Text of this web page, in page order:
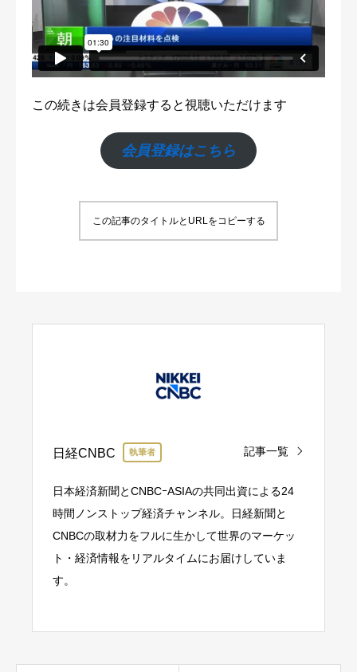
この続きは会員登録すると視聴いただけます
会員登録はこちら
この記事のタイトルとURLをコピーする
日経CNBC 執筆者 記事一覧
日本経済新聞とCNBCｰASIAの共同出資による24
時間ノンストップ経済チャンネル。日経新聞と
CNBCの取材力をフルに生かして世界のマーケッ
ト・経済情報をリアルタイムにお届けしていま
す。